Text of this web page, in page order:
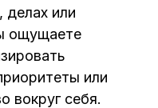
делах или
ощущаете
или
вокруг себя.